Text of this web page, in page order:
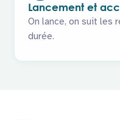
Lancement et
On lance, on suit les
durée.